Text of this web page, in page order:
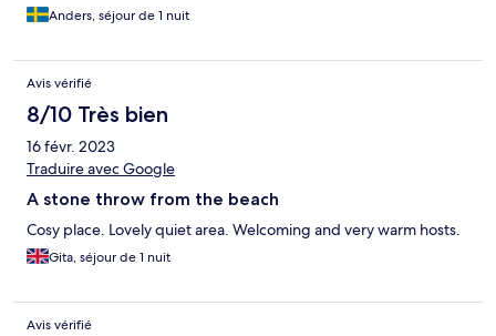
Anders, séjour de 1 nuit
Avis vérifié
8/10 Très bien
16 févr. 2023
Traduire avec Google
A stone throw from the beach
Cosy place. Lovely quiet area. Welcoming and very warm hosts.
Gita, séjour de 1 nuit
Avis vérifié